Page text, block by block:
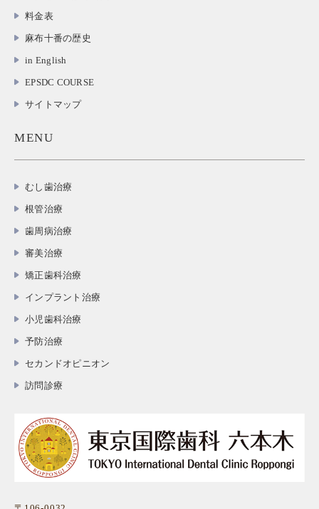
料金表
麻布十番の歴史
in English
EPSDC COURSE
サイトマップ
MENU
むし歯治療
根管治療
歯周病治療
審美治療
矯正歯科治療
インプラント治療
小児歯科治療
予防治療
セカンドオピニオン
訪問診療